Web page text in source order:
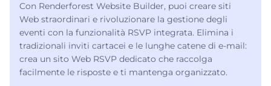
Con Renderforest Website Builder, puoi creare siti
Web straordinari e rivoluzionare la gestione degli
eventi con la funzionalità RSVP integrata. Elimina i
tradizionali inviti cartacei e le lunghe catene di e-mail:
crea un sito Web RSVP dedicato che raccolga
facilmente le risposte e ti mantenga organizzato.